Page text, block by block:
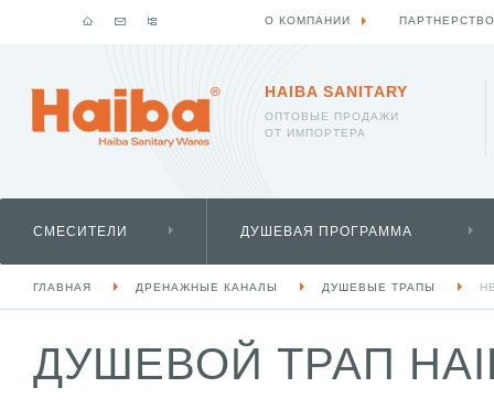
HAIBA SANITARY
ОПТОВЫЕ ПРОДАЖИ
ОТ ИМПОРТЕРА
СМЕСИТЕЛИ ДУШЕВАЯ ПРОГРАММА
ГЛАВНАЯ ДРЕНАЖНЫЕ КАНАЛЫ ДУШЕВЫЕ ТРАПЫ
ДУШЕВОЙ ТРАП
О КОМПАНИИ ПАРТНЕРСТВО